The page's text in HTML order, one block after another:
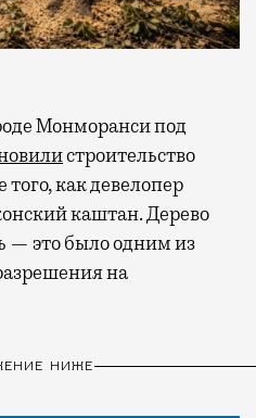
строительство
как девелопер
каштан. Дерево
— это было одним из
на
НИЖЕ